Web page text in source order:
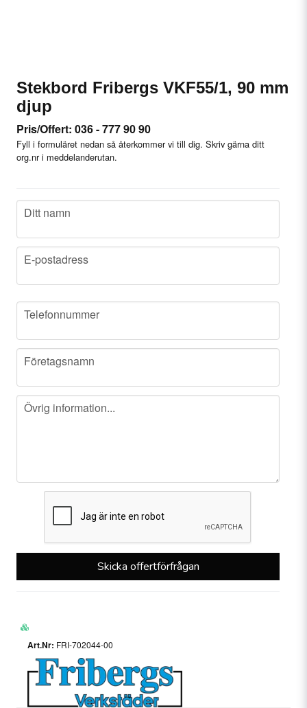
Stekbord Fribergs VKF55/1, 90 mm
djup
Pris/Offert: 036 - 777 90 90
Fyll i formuläret nedan så återkommer vi till dig. Skriv gärna ditt
org.nr i meddelanderutan.
name
Ditt namn
email
E-postadress
phone
Telefonnummer
company
Företagsnamn
message
Övrig information...
Skicka offertförfrågan
FRI-702044-00